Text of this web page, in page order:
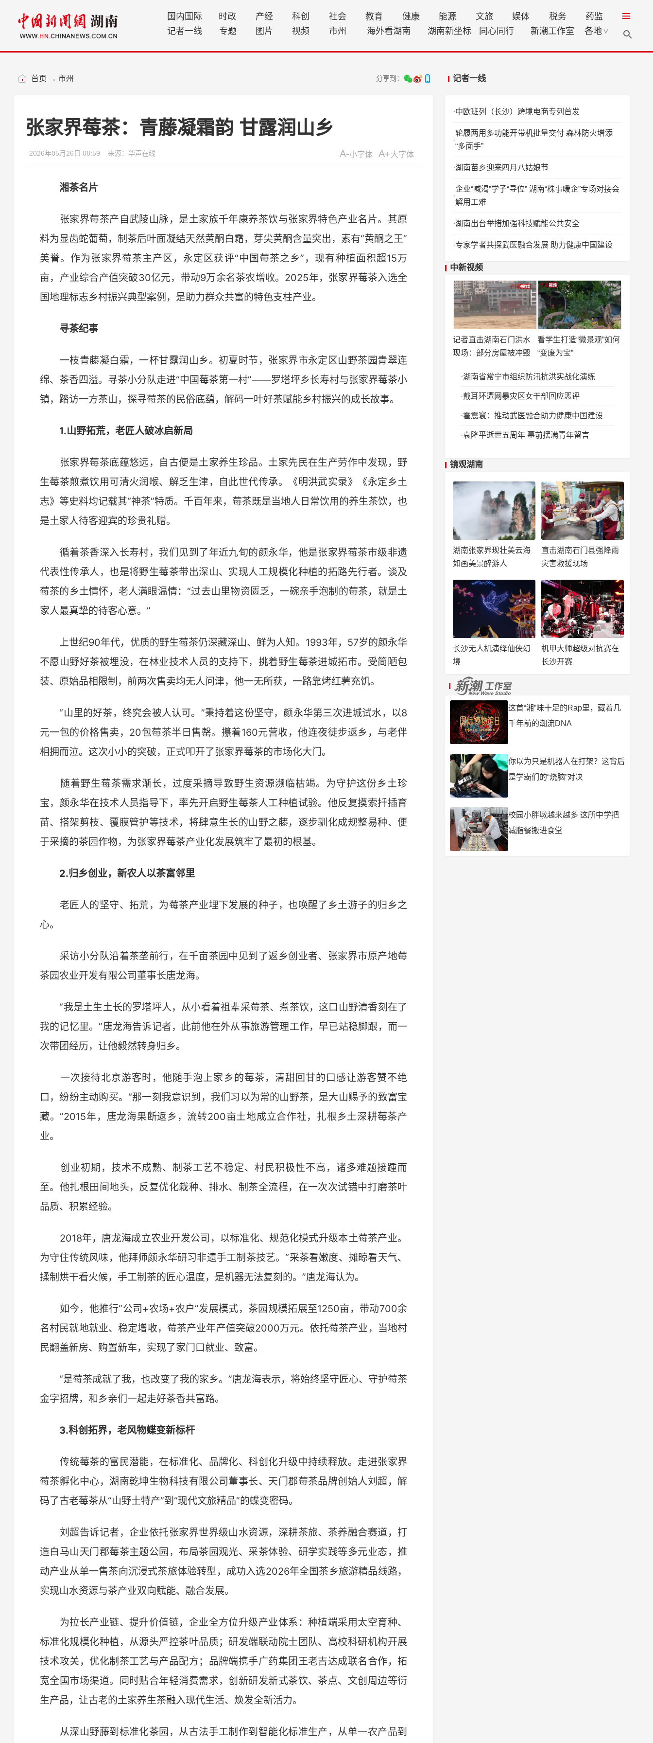
国内国际 时政 产经 科创 社会 教育 健康 能源 文旅 娱体 税务
药监
记者一线
专题 图片 视频 市州 海外看湖南 湖南新坐标 同心同行 新潮工作室 各地 ∨
首页 → 市州 分享到： 记者一线
张家界莓茶：青藤凝霜韵 甘露润山乡
2026年05月26日 08:59 来源：华声在线 A-小字体 A+大字体
湘茶名片
张家界莓茶产自武陵山脉，是土家族千年康养茶饮与张家界特色产业名片。其原
料为显齿蛇葡萄，制茶后叶面凝结天然黄酮白霜，芽尖黄酮含量突出，素有“黄酮之王”
美誉。作为张家界莓茶主产区，永定区获评“中国莓茶之乡”，现有种植面积超15万
亩，产业综合产值突破30亿元，带动9万余名茶农增收。2025年，张家界莓茶入选全
国地理标志乡村振兴典型案例，是助力群众共富的特色支柱产业。
寻茶纪事
一枝青藤凝白霜，一杯甘露润山乡。初夏时节，张家界市永定区山野茶园青翠连
绵、茶香四溢。寻茶小分队走进“中国莓茶第一村”——罗塔坪乡长寿村与张家界莓茶小
镇，踏访一方茶山，探寻莓茶的民俗底蕴，解码一叶好茶赋能乡村振兴的成长故事。
1.山野拓荒，老匠人破冰启新局
张家界莓茶底蕴悠远，自古便是土家养生珍品。土家先民在生产劳作中发现，野
生莓茶煎煮饮用可清火润喉、解乏生津，自此世代传承。《明洪武实录》《永定乡土
志》等史料均记载其“神茶”特质。千百年来，莓茶既是当地人日常饮用的养生茶饮，也
是土家人待客迎宾的珍贵礼赠。
循着茶香深入长寿村，我们见到了年近九旬的颜永华，他是张家界莓茶市级非遗
代表性传承人，也是将野生莓茶带出深山、实现人工规模化种植的拓路先行者。谈及
莓茶的乡土情怀，老人满眼温情：“过去山里物资匮乏，一碗亲手泡制的莓茶，就是土
家人最真挚的待客心意。”
上世纪90年代，优质的野生莓茶仍深藏深山、鲜为人知。1993年，57岁的颜永华
不愿山野好茶被埋没，在林业技术人员的支持下，挑着野生莓茶进城拓市。受简陋包
装、原始品相限制，前两次售卖均无人问津，他一无所获，一路靠烤红薯充饥。
“山里的好茶，终究会被人认可。”秉持着这份坚守，颜永华第三次进城试水，以8
元一包的价格售卖，20包莓茶半日售罄。攥着160元营收，他连夜徒步返乡，与老伴
相拥而泣。这次小小的突破，正式叩开了张家界莓茶的市场化大门。
随着野生莓茶需求渐长，过度采摘导致野生资源濒临枯竭。为守护这份乡土珍
宝，颜永华在技术人员指导下，率先开启野生莓茶人工种植试验。他反复摸索扦插育
苗、搭架剪枝、覆膜管护等技术，将肆意生长的山野之藤，逐步驯化成规整易种、便
于采摘的茶园作物，为张家界莓茶产业化发展筑牢了最初的根基。
2.归乡创业，新农人以茶富邻里
老匠人的坚守、拓荒，为莓茶产业埋下发展的种子，也唤醒了乡土游子的归乡之
心。
采访小分队沿着茶垄前行，在千亩茶园中见到了返乡创业者、张家界市原产地莓
茶园农业开发有限公司董事长唐龙海。
“我是土生土长的罗塔坪人，从小看着祖辈采莓茶、煮茶饮，这口山野清香刻在了
我的记忆里。”唐龙海告诉记者，此前他在外从事旅游管理工作，早已站稳脚跟，而一
次带团经历，让他毅然转身归乡。
一次接待北京游客时，他随手泡上家乡的莓茶，清甜回甘的口感让游客赞不绝
口，纷纷主动购买。“那一刻我意识到，我们习以为常的山野茶，是大山赐予的致富宝
藏。”2015年，唐龙海果断返乡，流转200亩土地成立合作社，扎根乡土深耕莓茶产
业。
创业初期，技术不成熟、制茶工艺不稳定、村民积极性不高，诸多难题接踵而
至。他扎根田间地头，反复优化栽种、排水、制茶全流程，在一次次试错中打磨茶叶
品质、积累经验。
2018年，唐龙海成立农业开发公司，以标准化、规范化模式升级本土莓茶产业。
为守住传统风味，他拜师颜永华研习非遗手工制茶技艺。“采茶看嫩度、摊晾看天气、
揉制烘干看火候，手工制茶的匠心温度，是机器无法复刻的。”唐龙海认为。
如今，他推行“公司+农场+农户”发展模式，茶园规模拓展至1250亩，带动700余
名村民就地就业、稳定增收，莓茶产业年产值突破2000万元。依托莓茶产业，当地村
民翻盖新房、购置新车，实现了家门口就业、致富。
“是莓茶成就了我，也改变了我的家乡。”唐龙海表示，将始终坚守匠心、守护莓茶
金字招牌，和乡亲们一起走好茶香共富路。
3.科创拓界，老风物蝶变新标杆
传统莓茶的富民潜能，在标准化、品牌化、科创化升级中持续释放。走进张家界
莓茶孵化中心，湖南乾坤生物科技有限公司董事长、天门郡莓茶品牌创始人刘超，解
码了古老莓茶从“山野土特产”到“现代文旅精品”的蝶变密码。
刘超告诉记者，企业依托张家界世界级山水资源，深耕茶旅、茶养融合赛道，打
造白马山天门郡莓茶主题公园，布局茶园观光、采茶体验、研学实践等多元业态，推
动产业从单一售茶向沉浸式茶旅体验转型，成功入选2026年全国茶乡旅游精品线路，
实现山水资源与茶产业双向赋能、融合发展。
为拉长产业链、提升价值链，企业全方位升级产业体系：种植端采用太空育种、
标准化规模化种植，从源头严控茶叶品质；研发端联动院士团队、高校科研机构开展
技术攻关，优化制茶工艺与产品配方；品牌端携手广药集团王老吉达成联名合作，拓
宽全国市场渠道。同时贴合年轻消费需求，创新研发新式茶饮、茶点、文创周边等衍
生产品，让古老的土家养生茶融入现代生活、焕发全新活力。
从深山野藤到标准化茶园，从古法手工制作到智能化标准生产，从单一农产品到
中欧班列（长沙）跨境电商专列首发
轮履两用多功能开带机批量交付 森林防火增添
“多面手”
湖南苗乡迎来四月八姑娘节
企业“喊渴”学子“寻位” 湖南“株事暖企”专场对接会
解用工难
湖南出台举措加强科技赋能公共安全
专家学者共探武医融合发展 助力健康中国建设
中新视频
记者直击湖南石门洪水
现场：部分房屋被冲毁
看学生打造“微景观”如何
“变废为宝”
湖南省常宁市组织防汛抗洪实战化演练
戴耳环遭网暴灾区女干部回应恶评
霍震寰：推动武医融合助力健康中国建设
袁隆平逝世五周年 墓前摆满青年留言
镜观湖南
湖南张家界现壮美云海
如画美景醉游人
直击湖南石门县强降雨
灾害救援现场
长沙无人机演绎仙侠幻
境
机甲大师超级对抗赛在
长沙开赛
这首“湘”味十足的Rap里，藏着几
千年前的潮流DNA
你以为只是机器人在打架？这背后
是学霸们的“烧脑”对决
校园小胖墩越来越多 这所中学把
减脂餐搬进食堂